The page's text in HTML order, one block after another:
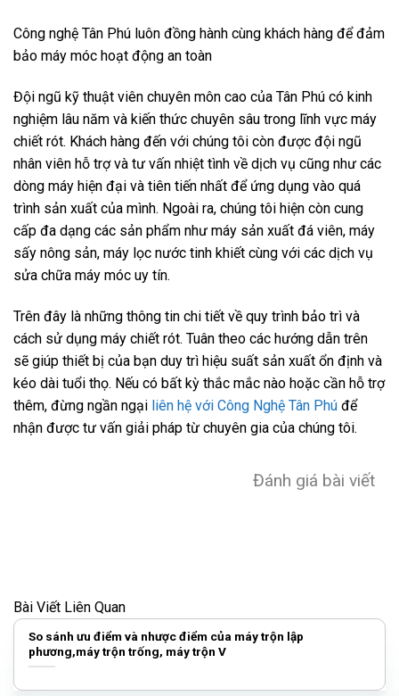
Công nghệ Tân Phú luôn đồng hành cùng khách hàng để đảm
bảo máy móc hoạt động an toàn
Đội ngũ kỹ thuật viên chuyên môn cao của Tân Phú có kinh
nghiệm lâu năm và kiến thức chuyên sâu trong lĩnh vực máy
chiết rót. Khách hàng đến với chúng tôi còn được đội ngũ
nhân viên hỗ trợ và tư vấn nhiệt tình về dịch vụ cũng như các
dòng máy hiện đại và tiên tiến nhất để ứng dụng vào quá
trình sản xuất của mình. Ngoài ra, chúng tôi hiện còn cung
cấp đa dạng các sản phẩm như máy sản xuất đá viên, máy
sấy nông sản, máy lọc nước tinh khiết cùng với các dịch vụ
sửa chữa máy móc uy tín.
Trên đây là những thông tin chi tiết về quy trình bảo trì và
cách sử dụng máy chiết rót. Tuân theo các hướng dẫn trên
sẽ giúp thiết bị của bạn duy trì hiệu suất sản xuất ổn định và
kéo dài tuổi thọ. Nếu có bất kỳ thắc mắc nào hoặc cần hỗ trợ
thêm, đừng ngần ngại liên hệ với Công Nghệ Tân Phú để
nhận được tư vấn giải pháp từ chuyên gia của chúng tôi.
Đánh giá bài viết
Bài Viết Liên Quan
So sánh ưu điểm và nhược điểm của máy trộn lập
phương,máy trộn trống, máy trộn V